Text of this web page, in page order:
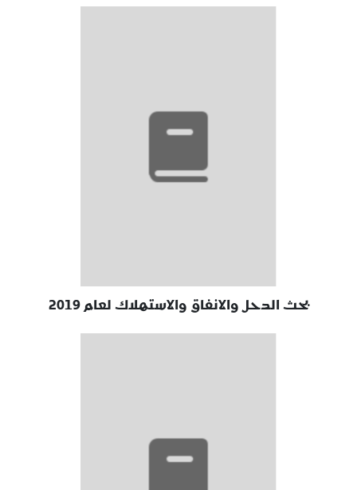
بحث الدحل والانفاق والاستهلاك لعام 2019